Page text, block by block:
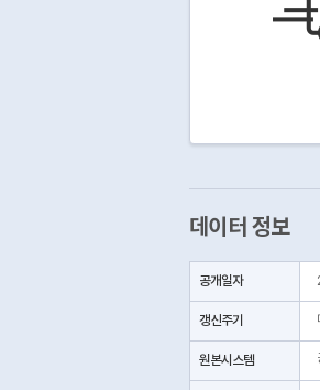
데이터 정보
공개일자
갱신주기
원본시스템